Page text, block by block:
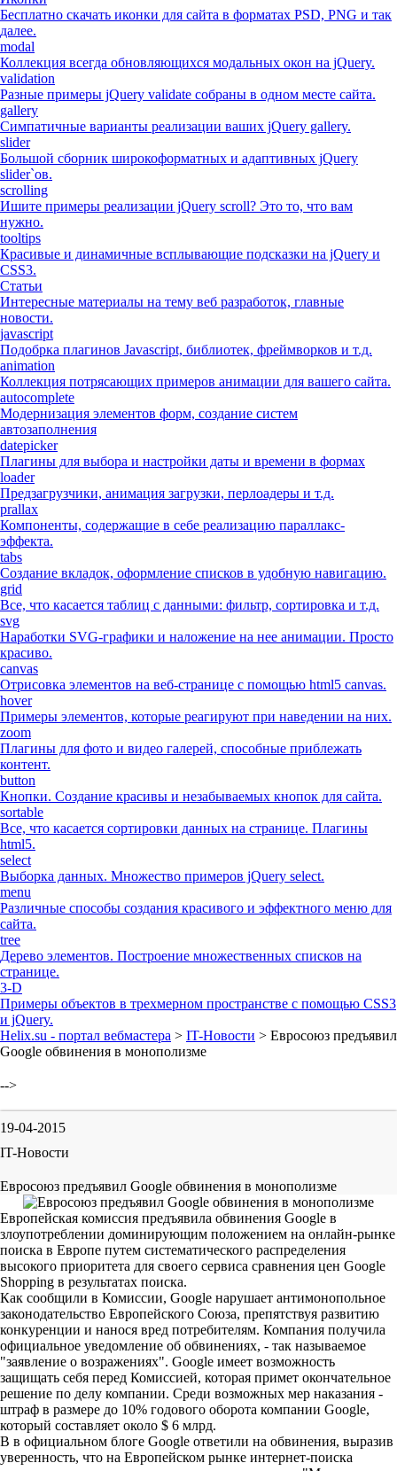
Бесплатно скачать иконки для сайта в форматах PSD, PNG и так
далее.
modal
Коллекция всегда обновляющихся модальных окон на jQuery.
validation
Разные примеры jQuery validate собраны в одном месте сайта.
gallery
Симпатичные варианты реализации ваших jQuery gallery.
slider
Большой сборник широкоформатных и адаптивных jQuery
slider`ов.
scrolling
Ишите примеры реализации jQuery scroll? Это то, что вам
нужно.
tooltips
Красивые и динамичные всплывающие подсказки на jQuery и
CSS3.
Статьи
Интересные материалы на тему веб разработок, главные
новости.
javascript
Подобрка плагинов Javascript, библиотек, фреймворков и т.д.
animation
Коллекция потрясающих примеров анимации для вашего сайта.
autocomplete
Модернизация элементов форм, создание систем
автозаполнения
datepicker
Плагины для выбора и настройки даты и времени в формах
loader
Предзагрузчики, анимация загрузки, перлоадеры и т.д.
prallax
Компоненты, содержащие в себе реализацию параллакс-
эффекта.
tabs
Создание вкладок, оформление списков в удобную навигацию.
grid
Все, что касается таблиц с данными: фильтр, сортировка и т.д.
svg
Наработки SVG-графики и наложение на нее анимации. Просто
красиво.
canvas
Отрисовка элементов на веб-странице с помощью html5 canvas.
hover
Примеры элементов, которые реагируют при наведении на них.
zoom
Плагины для фото и видео галерей, способные приблежать
контент.
button
Кнопки. Создание красивы и незабываемых кнопок для сайта.
sortable
Все, что касается сортировки данных на странице. Плагины
html5.
select
Выборка данных. Множество примеров jQuery select.
menu
Различные способы создания красивого и эффектного меню для
сайта.
tree
Дерево элементов. Построение множественных списков на
странице.
3-D
Примеры объектов в трехмерном пространстве с помощью CSS3
и jQuery.
Helix.su - портал вебмастера > IT-Новости > Евросоюз предъявил
Google обвинения в монополизме
-->
19-04-2015
IT-Новости
Евросоюз предъявил Google обвинения в монополизме
Европейская комиссия предъявила обвинения Google в
злоупотреблении доминирующим положением на онлайн-рынке
поиска в Европе путем систематического распределения
высокого приоритета для своего сервиса сравнения цен Google
Shopping в результатах поиска.
Как сообщили в Комиссии, Google нарушает антимонопольное
законодательство Европейского Союза, препятствуя развитию
конкуренции и нанося вред потребителям. Компания получила
официальное уведомление об обвинениях, - так называемое
"заявление о возражениях". Google имеет возможность
защищать себя перед Комиссией, которая примет окончательное
решение по делу компании. Среди возможных мер наказания -
штраф в размере до 10% годового оборота компании Google,
который составляет около $ 6 млрд.
В в официальном блоге Google ответили на обвинения, выразив
уверенность, что на Европейском рынке интернет-поиска